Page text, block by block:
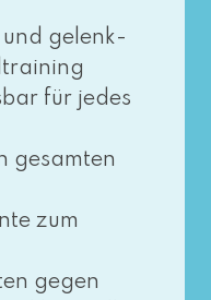
und gelenk­
für jedes
gesam­ten
zum
gegen